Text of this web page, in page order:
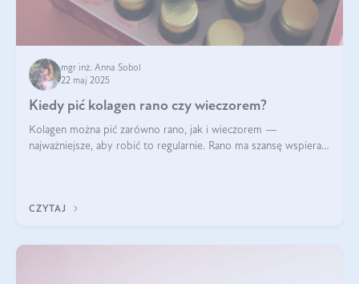
mgr inż. Anna Sobol
22 maj 2025
Kiedy pić kolagen rano czy wieczorem?
Kolagen można pić zarówno rano, jak i wieczorem —
najważniejsze, aby robić to regularnie. Rano ma szansę wspierać
CZYTAJ